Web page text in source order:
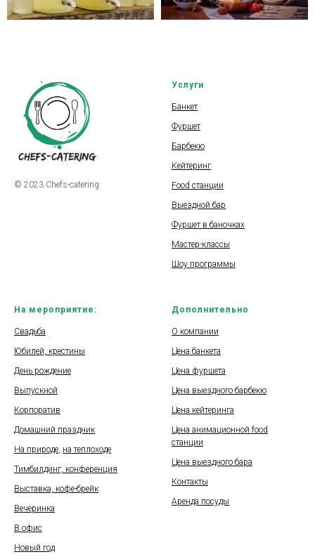
© 2023 Chefs-catering
Услуги
Банкет
Фуршет
Барбекю
Кейтеринг
Food станции
Выездной бар
Фуршет в баночках
Мастер-классы
Шоу программы
На мероприятие:
Свадьба
Юбилей, крестины
День рождение
Выпускной
Корпоратив
Домашний праздник
На природе, на теплоходе
Тимбилдинг, конференция
Выставка, кофе-брейк
Вечеринка
В офис
Новый год
Дополнительно
О компании
Цена банкета
Цена фуршета
Цена выездного барбекю
Цена кейтеринга
Цена анимационной food
станции
Цена выездного бара
Контакты
Аренда посуды